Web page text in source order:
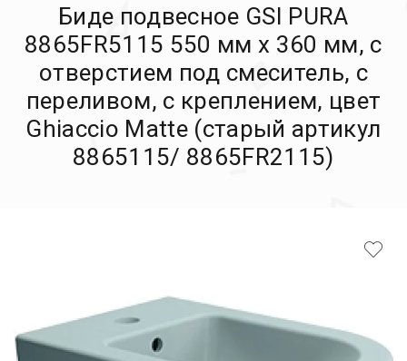
Биде подвесное GSI PURA
8865FR5115 550 мм х 360 мм, с
отверстием под смеситель, с
переливом, с креплением, цвет
Ghiaccio Matte (старый артикул
8865115/ 8865FR2115)